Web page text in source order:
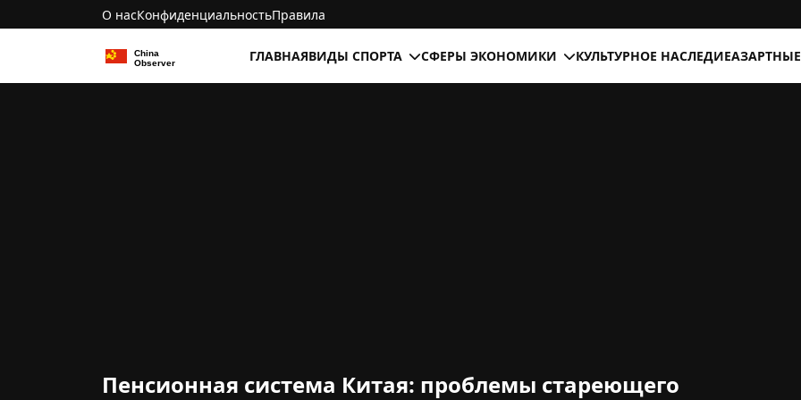
О насКонфиденциальностьПравила
ГЛАВНАЯВИДЫ СПОРТА СФЕРЫ ЭКОНОМИКИ КУЛЬТУРНОЕ НАСЛЕДИЕ
Пенсионная система Китая: проблемы стареющего